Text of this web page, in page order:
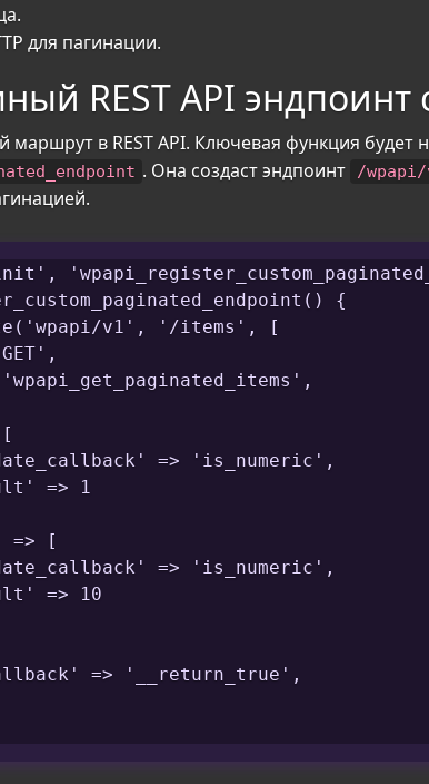
для пагинации.
REST API эндпоинт
маршрут в REST API. Ключевая функция будет
. Она создаст эндпоинт /
{
v1', '/items', [
=> 'is_numeric',
=> 1
=> [
=> 'is_numeric',
=> 10
=> '__return_true',